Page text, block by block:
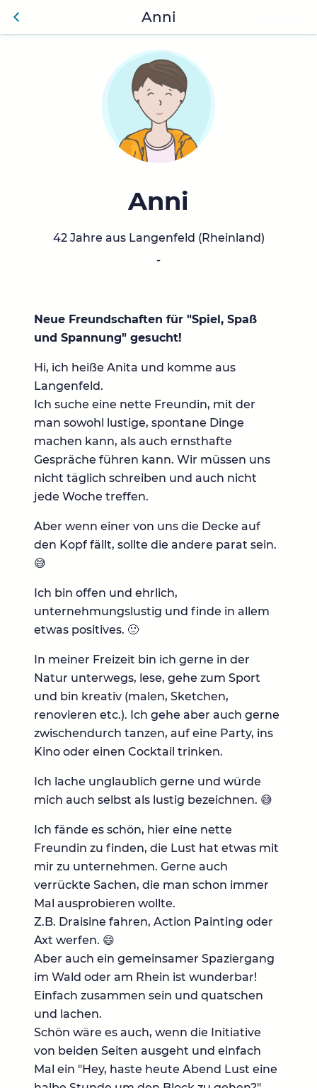
Zurü
Anni
Anni
42 Jahre aus Langenfeld (Rheinland)
-
Neue Freundschaften für "Spiel, Spaß
und Spannung" gesucht!
Hi, ich heiße Anita und komme aus
Langenfeld.
Ich suche eine nette Freundin, mit der
man sowohl lustige, spontane Dinge
machen kann, als auch ernsthafte
Gespräche führen kann. Wir müssen uns
nicht täglich schreiben und auch nicht
jede Woche treffen.
Aber wenn einer von uns die Decke auf
den Kopf fällt, sollte die andere parat sein.
😅
Ich bin offen und ehrlich,
unternehmungslustig und finde in allem
etwas positives. 🙂
In meiner Freizeit bin ich gerne in der
Natur unterwegs, lese, gehe zum Sport
und bin kreativ (malen, Sketchen,
renovieren etc.). Ich gehe aber auch gerne
zwischendurch tanzen, auf eine Party, ins
Kino oder einen Cocktail trinken.
Ich lache unglaublich gerne und würde
mich auch selbst als lustig bezeichnen. 😅
Ich fände es schön, hier eine nette
Freundin zu finden, die Lust hat etwas mit
mir zu unternehmen. Gerne auch
verrückte Sachen, die man schon immer
Mal ausprobieren wollte.
Z.B. Draisine fahren, Action Painting oder
Axt werfen. 😄
Aber auch ein gemeinsamer Spaziergang
im Wald oder am Rhein ist wunderbar!
Einfach zusammen sein und quatschen
und lachen.
Schön wäre es auch, wenn die Initiative
von beiden Seiten ausgeht und einfach
Mal ein "Hey, haste heute Abend Lust eine